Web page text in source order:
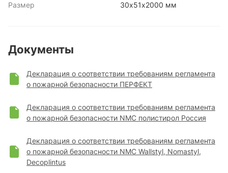
Размер 30х51х2000 мм
Документы
Декларация о соответствии требованиям регламента
о пожарной безопасности ПЕРФЕКТ
Декларация о соответствии требованиям регламента
о пожарной безопасности NMC полистирол Россия
Декларация о соответствии требованиям регламента
о пожарной безопасности NMC Wallstyl, Nomastyl,
Decoplintus